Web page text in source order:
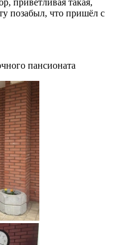
позабыл, что пришёл с
пансионата